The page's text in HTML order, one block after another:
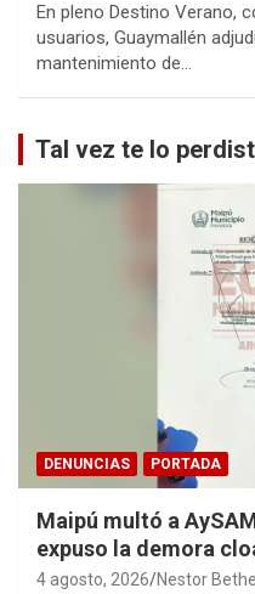
En pleno Destino Verano,
usuarios, Guaymallén
mantenimiento de…
Tal vez te lo
DENUNCIAS PORTADA
Maipú multó a
expuso la demora
4 agosto, 2026 Nestor